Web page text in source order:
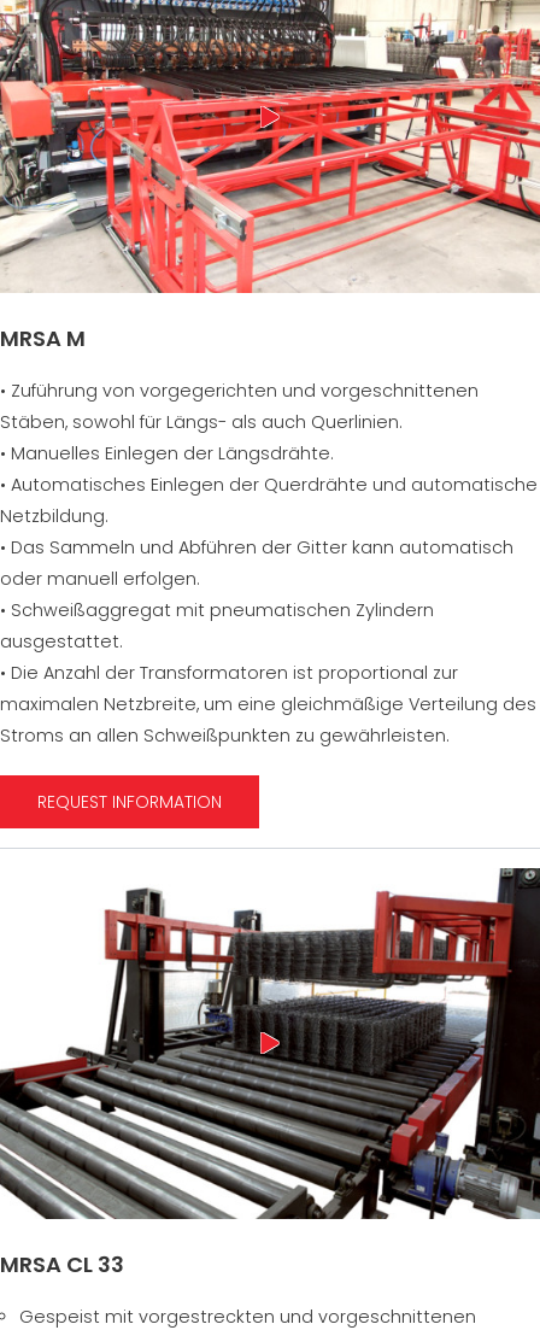
MRSA M
• Zuführung von vorgegerichten und vorgeschnittenen
Stäben, sowohl für Längs- als auch Querlinien.
• Manuelles Einlegen der Längsdrähte.
• Automatisches Einlegen der Querdrähte und automatische
Netzbildung.
• Das Sammeln und Abführen der Gitter kann automatisch
oder manuell erfolgen.
• Schweißaggregat mit pneumatischen Zylindern
ausgestattet.
• Die Anzahl der Transformatoren ist proportional zur
maximalen Netzbreite, um eine gleichmäßige Verteilung des
Stroms an allen Schweißpunkten zu gewährleisten.
REQUEST INFORMATION
MRSA CL 33
Gespeist mit vorgestreckten und vorgeschnittenen